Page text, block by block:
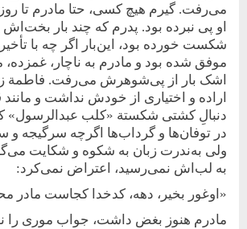
می‌رفت. گیرم هیچ‌ کسی، حتا مادرم تا
او پی نبرده بود. پدرم که چند بار بخت‌اش
شکست خورده بود، این‌بار اگر چه با
موفق شده بود و مادرم به ناچار،
اشک بار از پی‌شوهرش می‌رفت. فاطمة
اراده و اختیاری از خودش نداشت و مانند
دنبالِ کشتی شکستة «کلب
در توفان‌ها و گرداب‌ها اگرچه سرگیجه
ولی به‌ندرت زبان به شکوه و شکایت
به لب‌اش نمی‌رسید، اعتراض نمی‌کرد:
«اوغور بخیر، دهه، کدخدا کجاست مادر
مادرم هنوز بغض داشت، جواب موری را